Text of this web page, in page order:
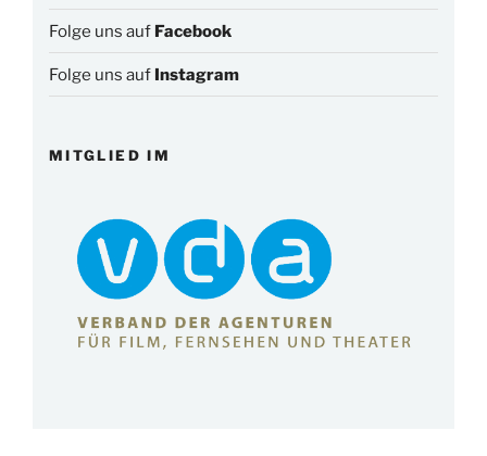
Folge uns auf Facebook
Folge uns auf Instagram
MITGLIED IM